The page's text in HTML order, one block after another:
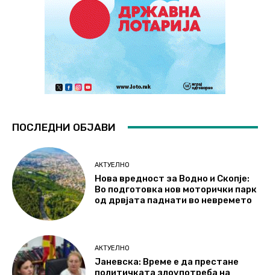
ПОСЛЕДНИ ОБЈАВИ
АКТУЕЛНО
Нова вредност за Водно и Скопје:
Во подготовка нов моторички парк
од дрвјата паднати во невремето
АКТУЕЛНО
Јаневска: Време е да престане
политичката злоупотреба на